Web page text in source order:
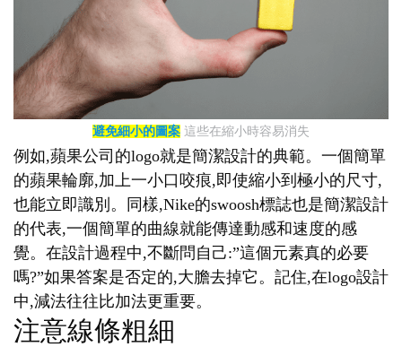
避免細小的圖案 這些在縮小時容易消失
例如,蘋果公司的logo就是簡潔設計的典範。一個簡單
的蘋果輪廓,加上一小口咬痕,即使縮小到極小的尺寸,
也能立即識別。同樣,Nike的swoosh標誌也是簡潔設計
的代表,一個簡單的曲線就能傳達動感和速度的感
覺。在設計過程中,不斷問自己:”這個元素真的必要
嗎?”如果答案是否定的,大膽去掉它。記住,在logo設計
中,減法往往比加法更重要。
注意線條粗細